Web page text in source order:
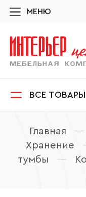
МЕНЮ
ВСЕ ТОВАРЫ
Главная —
Хранение
тумбы
—